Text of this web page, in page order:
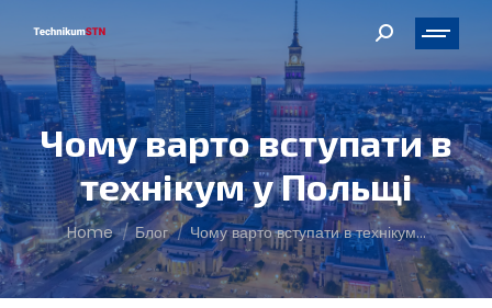
Search:
Чому варто вступати в
технікум у Польщі
You are here:
Home Блог Чому варто вступати в технікум…